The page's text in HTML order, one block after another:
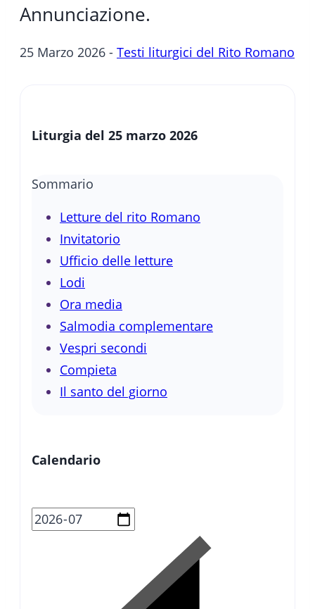
Annunciazione.
25 Marzo 2026 - Testi liturgici del Rito Romano
Liturgia del 25 marzo 2026
Sommario
Letture del rito Romano
Invitatorio
Ufficio delle letture
Lodi
Ora media
Salmodia complementare
Vespri secondi
Compieta
Il santo del giorno
Calendario